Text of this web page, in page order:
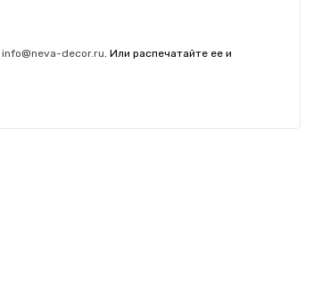
info@neva-decor.ru . Или распечатайте ее и